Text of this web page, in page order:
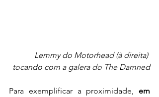
Lemmy do Motorhead (à direita)
tocando com a galera do The Damned
Para exemplificar a proximidade, em